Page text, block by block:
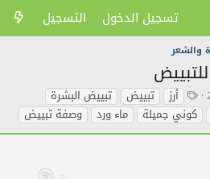
تسجيل الدخول التسجيل
والشعر
ا
ل
ك
ل
أرز تبييض
تبييض البشرة
كوني جميلة ماء ورد وصفة تبييض